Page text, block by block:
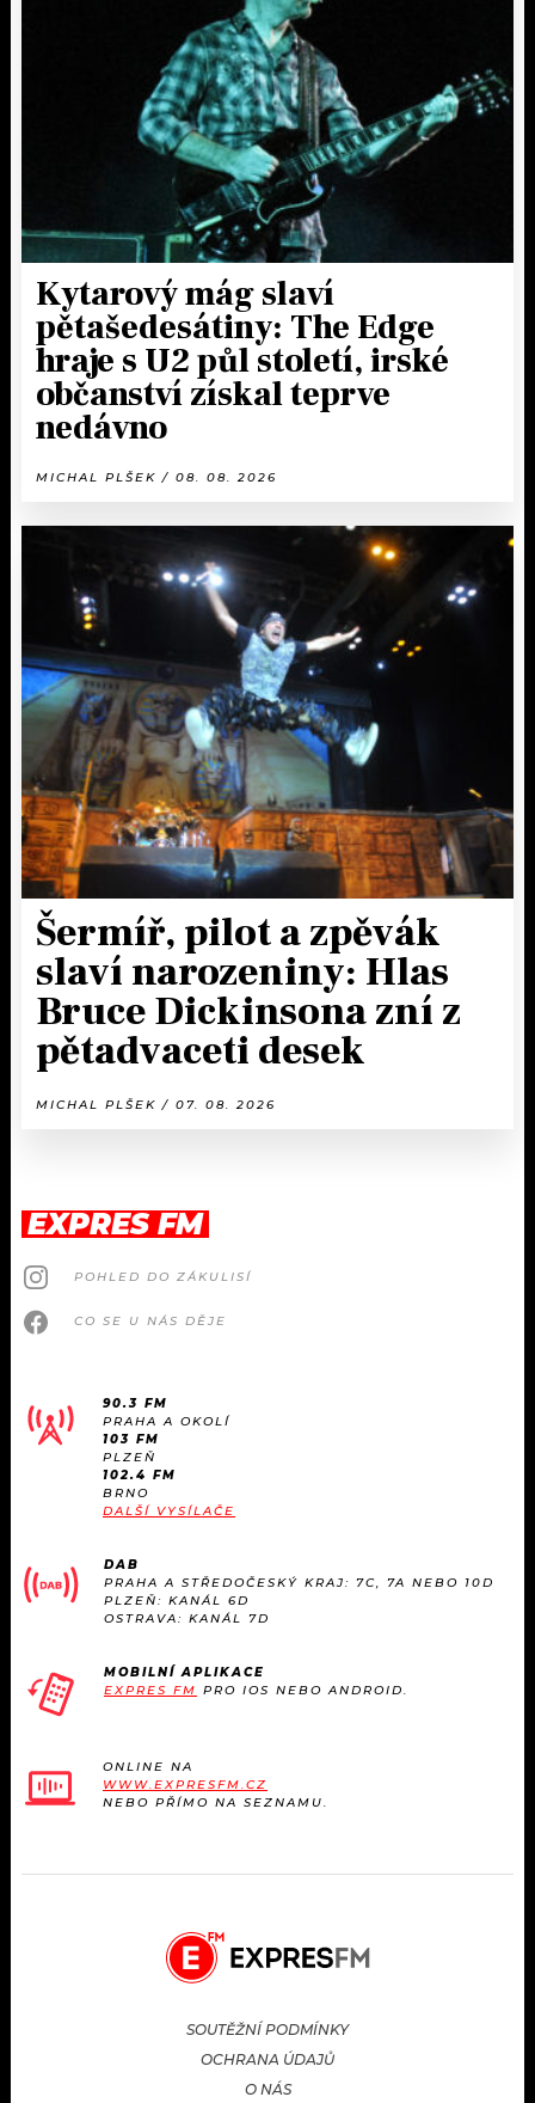
Kytarový mág slaví
pětašedesátiny: The Edge
hraje s U2 půl století, irské
občanství získal teprve
nedávno
MICHAL PLŠEK / 08. 08. 2026
Šermíř, pilot a zpěvák
slaví narozeniny: Hlas
Bruce Dickinsona zní z
pětadvaceti desek
MICHAL PLŠEK / 07. 08. 2026
EXPRES FM
POHLED DO ZÁKULISÍ
CO SE U NÁS DĚJE
90.3 FM
PRAHA A OKOLÍ
103 FM
PLZEŇ
102.4 FM
BRNO
DALŠÍ VYSÍLAČE
DAB
PRAHA A STŘEDOČESKÝ KRAJ: 7C, 7A NEBO 10D
PLZEŇ: KANÁL 6D
OSTRAVA: KANÁL 7D
MOBILNÍ APLIKACE
EXPRES FM PRO IOS NEBO ANDROID.
ONLINE NA
WWW.EXPRESFM.CZ
NEBO PŘÍMO NA SEZNAMU.
SOUTĚŽNÍ PODMÍNKY
OCHRANA ÚDAJŮ
O NÁS